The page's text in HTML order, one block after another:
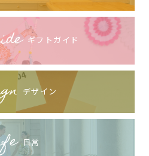
ギフトガイド
デザイン
日常